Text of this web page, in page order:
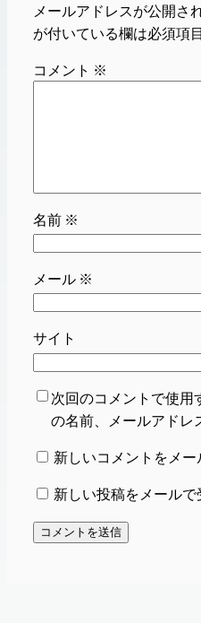
メールアドレスが公開さ
が付いている欄は必須項
コメント ※
名前 ※
メール ※
サイト
次回のコメントで使用
の名前、メールアドレ
新しいコメントをメー
新しい投稿をメールで